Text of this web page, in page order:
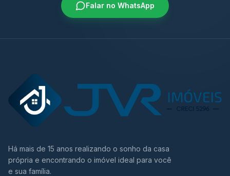
Falar no WhatsApp
Há mais de 15 anos realizando o sonho da casa
própria e encontrando o imóvel ideal para você
e sua família.